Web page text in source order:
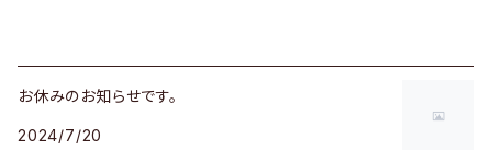
お休みのお知らせです。
2024/7/20